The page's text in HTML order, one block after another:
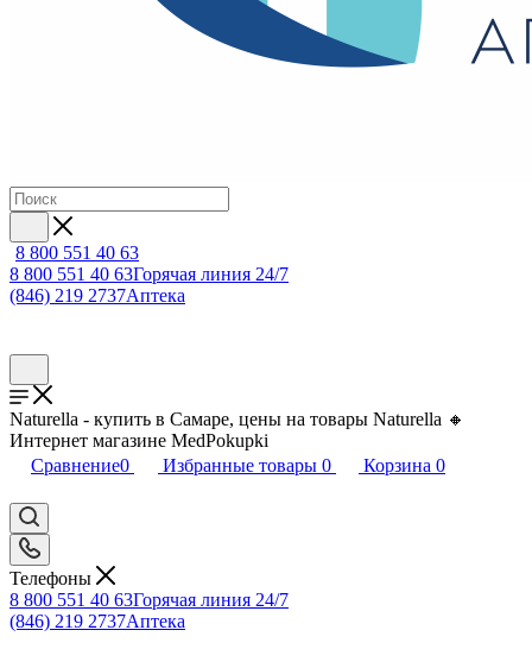
8 800 551 40 63
8 800 551 40 63Горячая линия 24/7
(846) 219 2737Аптека
Naturella - купить в Самаре, цены на товары Naturella 🔸
Интернет магазине MedPokupki
Сравнение0 Избранные товары 0 Корзина 0
Телефоны
8 800 551 40 63Горячая линия 24/7
(846) 219 2737Аптека